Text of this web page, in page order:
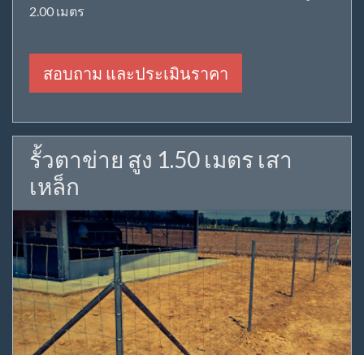
2.00 เมตร
สอบถาม และประเมินราคา
รั้วตาข่าย สูง 1.50 เมตร เสา
เหล็ก